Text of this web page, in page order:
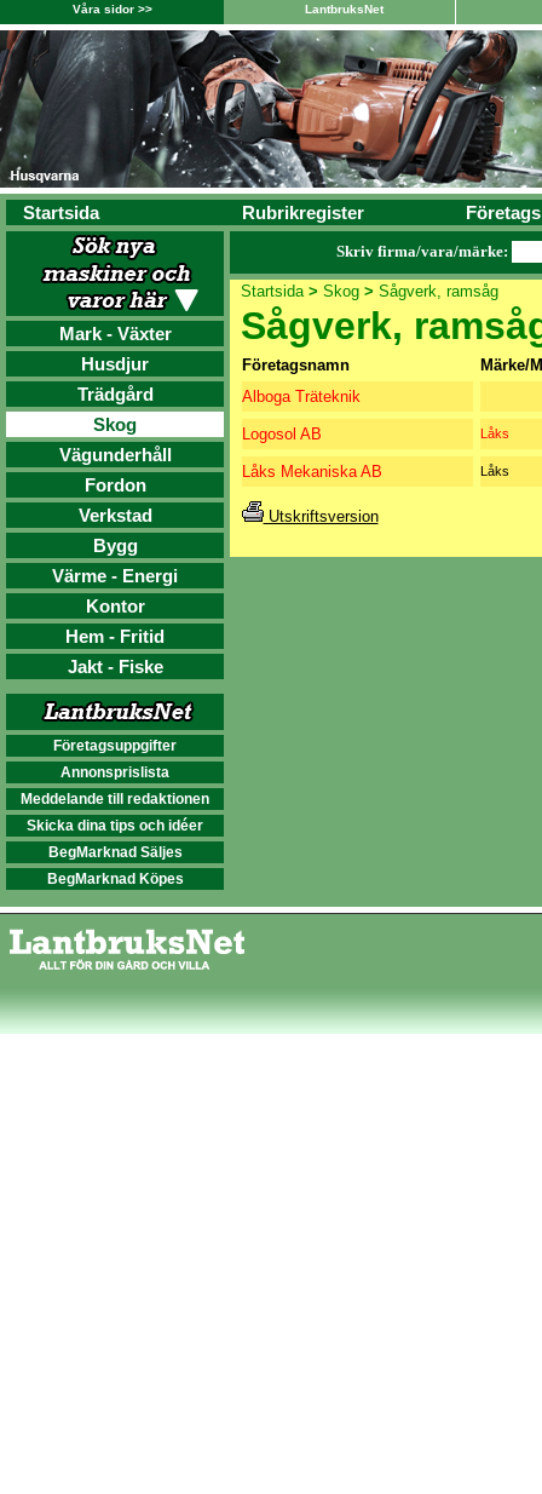
Våra sidor >> LantbruksNet
Startsida Rubrikregister
Mark - Växter
Husdjur
Trädgård
Skog
Vägunderhåll
Fordon
Verkstad
Bygg
Värme - Energi
Kontor
Hem - Fritid
Jakt - Fiske
Företagsuppgifter
Annonsprislista
Meddelande till redaktionen
Skicka dina tips och idéer
BegMarknad Säljes
BegMarknad Köpes
Skriv firma/vara/märke:
Startsida> Skog > Sågverk, ramsåg
Sågverk,
Företagsnamn
Märke/
Alboga Träteknik
Logosol AB Låks
Låks Mekaniska AB Låks
Utskriftsversion